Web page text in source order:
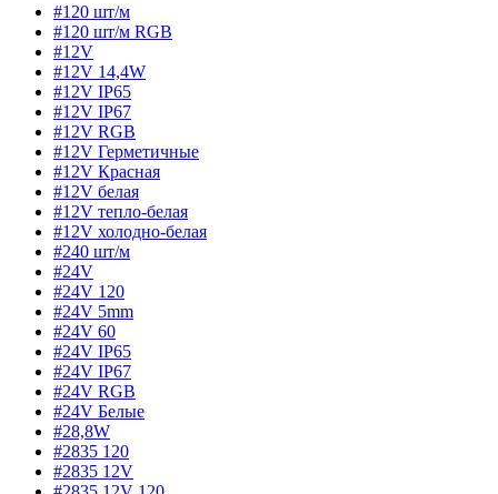
#120 шт/м
#120 шт/м RGB
#12V
#12V 14,4W
#12V IP65
#12V IP67
#12V RGB
#12V Герметичные
#12V Красная
#12V белая
#12V тепло-белая
#12V холодно-белая
#240 шт/м
#24V
#24V 120
#24V 5mm
#24V 60
#24V IP65
#24V IP67
#24V RGB
#24V Белые
#28,8W
#2835 120
#2835 12V